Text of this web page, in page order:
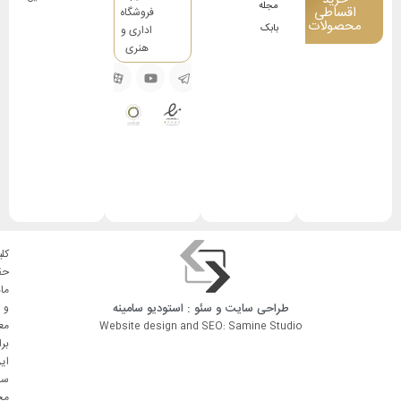
اقساطی
محصولات
مجله
بابک
فروشگاه
اداری و
هنری
طراحی سایت و سئو : استودیو سامینه
Website design and SEO: Samine Studio
و